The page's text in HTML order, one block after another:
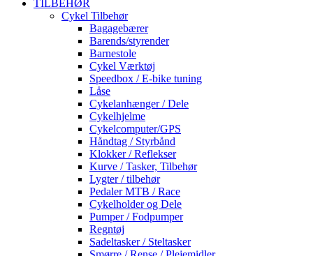
TILBEHØR
Cykel Tilbehør
Bagagebærer
Barends/styrender
Barnestole
Cykel Værktøj
Speedbox / E-bike tuning
Låse
Cykelanhænger / Dele
Cykelhjelme
Cykelcomputer/GPS
Håndtag / Styrbånd
Klokker / Reflekser
Kurve / Tasker, Tilbehør
Lygter / tilbehør
Pedaler MTB / Race
Cykelholder og Dele
Pumper / Fodpumper
Regntøj
Sadeltasker / Steltasker